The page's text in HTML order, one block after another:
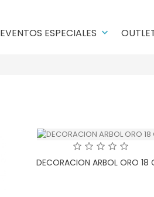
EVENTOS ESPECIALES keyboard_arrow_down
DECORACION ARBOL ORO 18